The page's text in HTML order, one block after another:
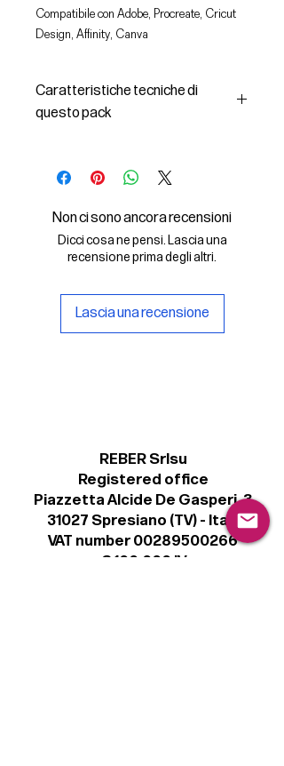
Compatibile con Adobe, Procreate, Cricut
Design, Affinity, Canva
Caratteristiche tecniche di
questo pack
- le immagini descritte in formato
- la licenza d'uso delle grafiche
Il File SVG è compatibile con Adobe,
Cricut Design, Cricut
Procreate e Affinity
Non ci sono ancora recensioni
Dicci cosa ne pensi. Lascia una
recensione prima degli altri.
Lascia una recensione
REBER Srlsu
Registered office
Piazzetta Alcide De Gasperi, 3
31027 Spresiano (TV) - Italy
VAT number 00289500266
€ 100.000 IV